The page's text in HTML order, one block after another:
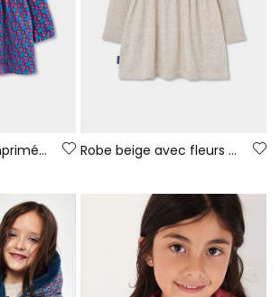
Robe en maille imprimée fleurs bleu et rose Robe beige avec fleurs au crochet